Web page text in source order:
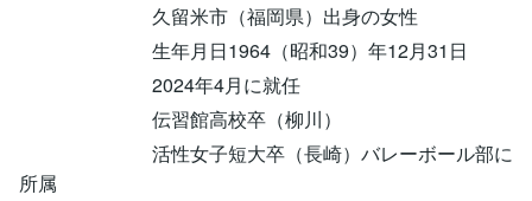
久留米市（福岡県）出身の女性
生年月日1964（昭和39）年12月31日
2024年4月に就任
伝習館高校卒（柳川）
活性女子短大卒（長崎）バレーボール部に
所属